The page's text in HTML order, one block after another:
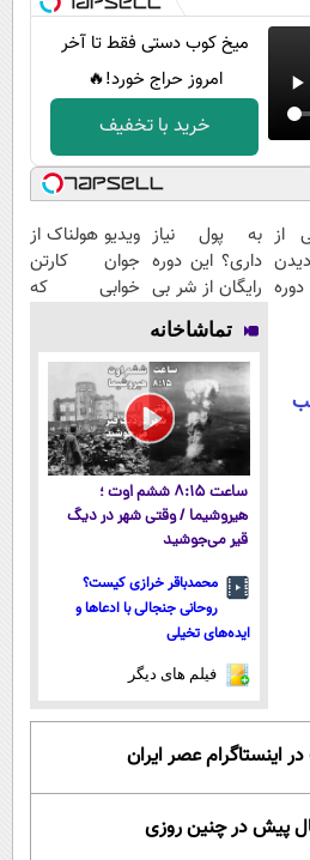
میخ کوب دستی فقط تا آخر
امروز حراج خورد!🔥
خرید با تخفیف
از به پول نیاز
داری؟ این دوره
رایگان از شر بی
پولی خلاصت
میکنه
ویدیو هولناک از
جوان کارتن
خوابی که
تماشاخانه
ساعت ۸:۱۵ ششم اوت ؛
هیروشیما / وقتی شهر در دیگ
قیر می‌جوشید
محمدباقر خرازی کیست؟
روحانی جنجالی با ادعاها و
ایده‌های تخیلی
فیلم های دیگر
اینستاگرام عصر ایران